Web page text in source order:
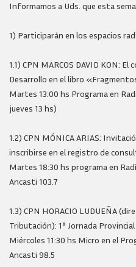
Informamos a Uds. que esta
1) Participarán en los espacios
1.1) CPN MARCOS DAVID KON:
Desarrollo en el libro
Martes 13:00 hs Programa en
jueves 13 hs)
1.2) CPN MÓNICA ARIAS:
inscribirse en el registro de
Martes 18:30 hs programa en
Ancasti 103.7
1.3) CPN HORACIO LUDUEÑA
Tributación): 1° Jornada
Miércoles 11:30 hs Micro en el
Ancasti 98.5